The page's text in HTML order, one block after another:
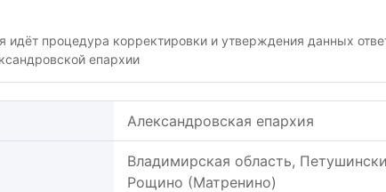
идёт процедура корректировки и утверждения данных
епархии
Александровская епархия
Владимирская область,
Рощино (Матренино)